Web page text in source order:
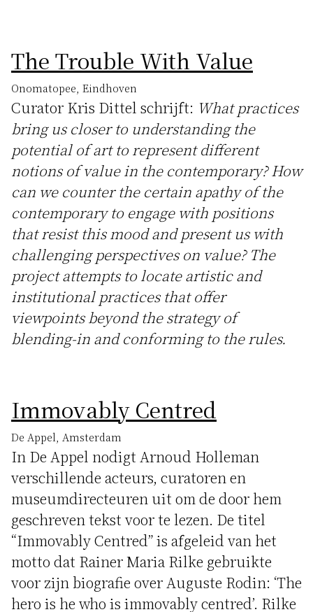
The Trouble With Value
Onomatopee, Eindhoven
Curator Kris Dittel schrijft: What practices
bring us closer to understanding the
potential of art to represent different
notions of value in the contemporary? How
can we counter the certain apathy of the
contemporary to engage with positions
that resist this mood and present us with
challenging perspectives on value? The
project attempts to locate artistic and
institutional practices that offer
viewpoints beyond the strategy of
blending-in and conforming to the rules.
Immovably Centred
De Appel, Amsterdam
In De Appel nodigt Arnoud Holleman
verschillende acteurs, curatoren en
museumdirecteuren uit om de door hem
geschreven tekst voor te lezen. De titel
“Immovably Centred” is afgeleid van het
motto dat Rainer Maria Rilke gebruikte
voor zijn biografie over Auguste Rodin: ‘The
hero is he who is immovably centred’. Rilke